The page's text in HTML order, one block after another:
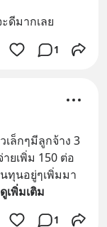
ดีมากเลย
1
ล็กๆมีลูกจ้าง 3
ยเพิ่ม 150 ต่อ
ทุนอยู่ๆเพิ่มมา
ดูเพิ่มเติม
1